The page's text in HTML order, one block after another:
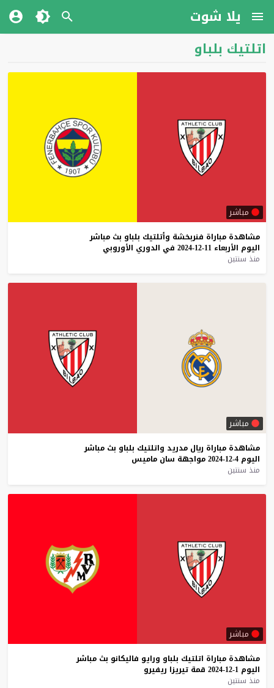
يلا شوت
اتلتيك بلباو
مباشر
مشاهدة مباراة فنربخشة وأتلتيك بلباو بث مباشر
اليوم الأربعاء 11-12-2024 في الدوري الأوروبي
منذ سنتين
مباشر
مشاهدة مباراة ريال مدريد واتلتيك بلباو بث مباشر
اليوم 4-12-2024 مواجهة سان ماميس
منذ سنتين
مباشر
مشاهدة مباراة اتلتيك بلباو ورايو فاليكانو بث مباشر
اليوم 1-12-2024 قمة تيريزا ريفيرو
منذ سنتين